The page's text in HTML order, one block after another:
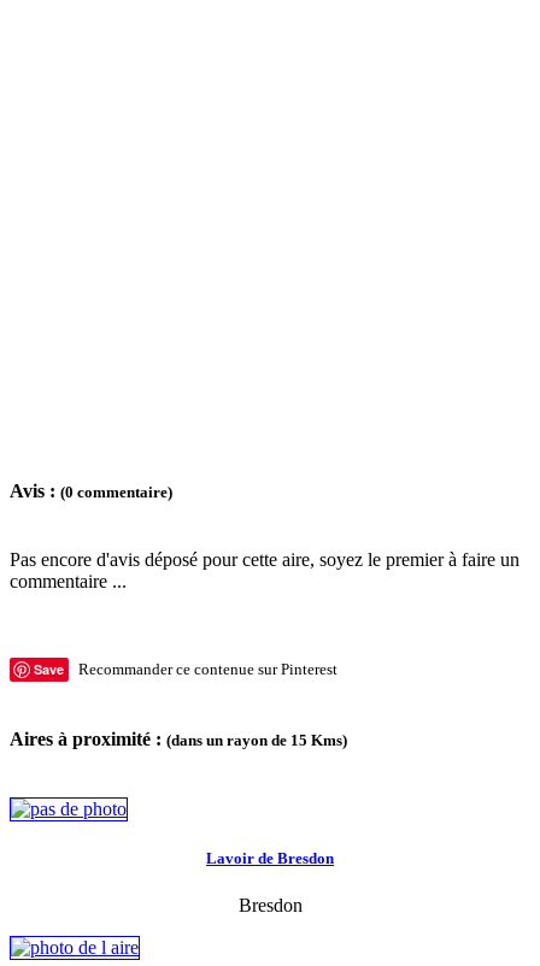
Avis : (0 commentaire)
Pas encore d'avis déposé pour cette aire, soyez le premier à faire un
commentaire ...
Save Recommander ce contenue sur Pinterest
Aires à proximité : (dans un rayon de 15 Kms)
Lavoir de Bresdon
Bresdon